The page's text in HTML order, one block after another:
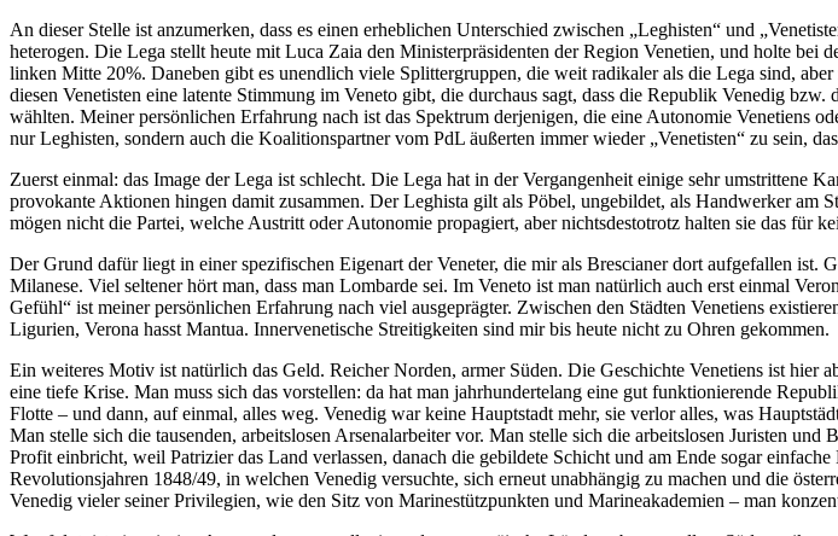
An dieser Stelle ist anzumerken, dass es einen erheblichen Unterschied zwischen „Leghisten“ und
heterogen. Die Lega stellt heute mit Luca Zaia den Ministerpräsidenten der Region Venetien, und holte
linken Mitte 20%. Daneben gibt es unendlich viele Splittergruppen, die weit radikaler als die Lega sind,
diesen Venetisten eine latente Stimmung im Veneto gibt, die durchaus sagt, dass die Republik Venedig
wählten. Meiner persönlichen Erfahrung nach ist das Spektrum derjenigen, die eine Autonomie Venetiens
nur Leghisten, sondern auch die Koalitionspartner vom PdL äußerten immer wieder „Venetisten“ zu sein,
Zuerst einmal: das Image der Lega ist schlecht. Die Lega hat in der Vergangenheit einige sehr umstrittene
provokante Aktionen hingen damit zusammen. Der Leghista gilt als Pöbel, ungebildet, als Handwerker am
mögen nicht die Partei, welche Austritt oder Autonomie propagiert, aber nichtsdestotrotz halten sie das für
Der Grund dafür liegt in einer spezifischen Eigenart der Veneter, die mir als Brescianer dort aufgefallen
Milanese. Viel seltener hört man, dass man Lombarde sei. Im Veneto ist man natürlich auch erst einmal
Gefühl“ ist meiner persönlichen Erfahrung nach viel ausgeprägter. Zwischen den Städten Venetiens
Ligurien, Verona hasst Mantua. Innervenetische Streitigkeiten sind mir bis heute nicht zu Ohren gekommen.
Ein weiteres Motiv ist natürlich das Geld. Reicher Norden, armer Süden. Die Geschichte Venetiens ist hier
eine tiefe Krise. Man muss sich das vorstellen: da hat man jahrhundertelang eine gut funktionierende
Flotte – und dann, auf einmal, alles weg. Venedig war keine Hauptstadt mehr, sie verlor alles, was
Man stelle sich die tausenden, arbeitslosen Arsenalarbeiter vor. Man stelle sich die arbeitslosen Juristen
Profit einbricht, weil Patrizier das Land verlassen, danach die gebildete Schicht und am Ende sogar einfache
Revolutionsjahren 1848/49, in welchen Venedig versuchte, sich erneut unabhängig zu machen und die
Venedig vieler seiner Privilegien, wie den Sitz von Marinestützpunkten und Marineakademien – man